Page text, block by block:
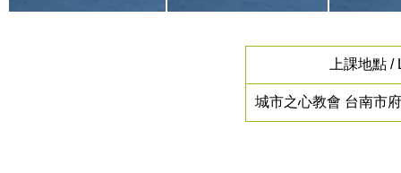
上課地點
城市之心教會 台南市